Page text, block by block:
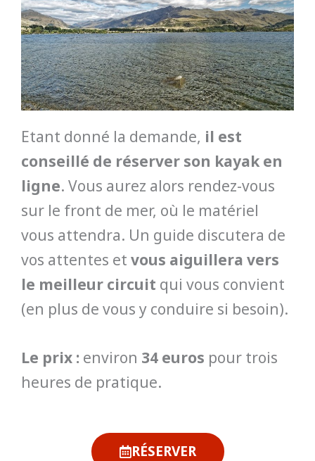
Etant donné la demande, il est
conseillé de réserver son kayak en
ligne. Vous aurez alors rendez-vous
sur le front de mer, où le matériel
vous attendra. Un guide discutera de
vos attentes et vous aiguillera vers
le meilleur circuit qui vous convient
(en plus de vous y conduire si besoin).
Le prix : environ 34 euros pour trois
heures de pratique.
RÉSERVER